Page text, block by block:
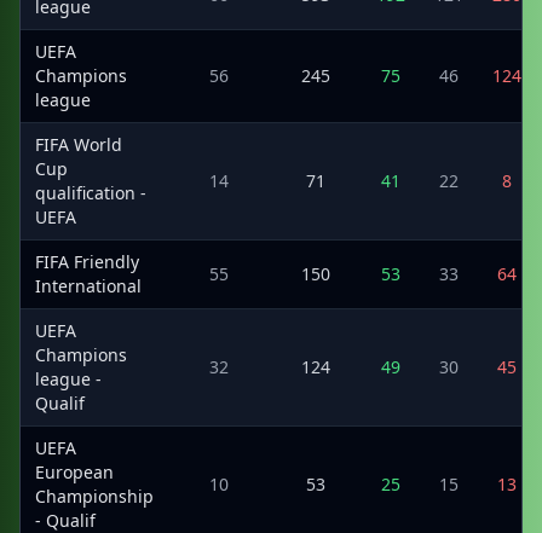
league
UEFA
Champions
league
56 245 75 46 124
FIFA World
Cup
qualification -
UEFA
14 71 41 22 8
FIFA Friendly
International
55 150 53 33 64
UEFA
Champions
league -
Qualif
32 124 49 30 45
UEFA
European
Championship
- Qualif
10 53 25 15 13